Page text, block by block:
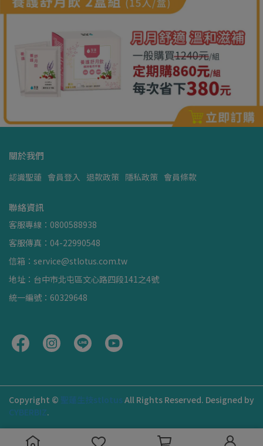
關於我們
認識聖蓮 會員登入 退款政策 隱私政策 會員條款
聯絡資訊
客服專線：0800588938
客服傳真：04-22990548
信箱：service@stlotus.com.tw
地址：台中市北屯區文心路四段141之4號
統一編號：60329648
Copyright © 聖蓮生技stlotus All Rights Reserved. Designed by
CYBERBIZ.